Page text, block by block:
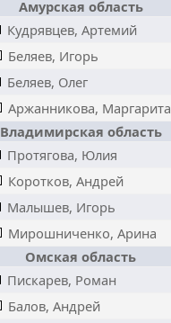
Амурская область
Кудрявцев, Артемий
Беляев, Игорь
Беляев, Олег
Аржанникова, Маргарита
Владимирская область
Протягова, Юлия
Коротков, Андрей
Малышев, Игорь
Мирошниченко, Арина
Омская область
Пискарев, Роман
Балов, Андрей